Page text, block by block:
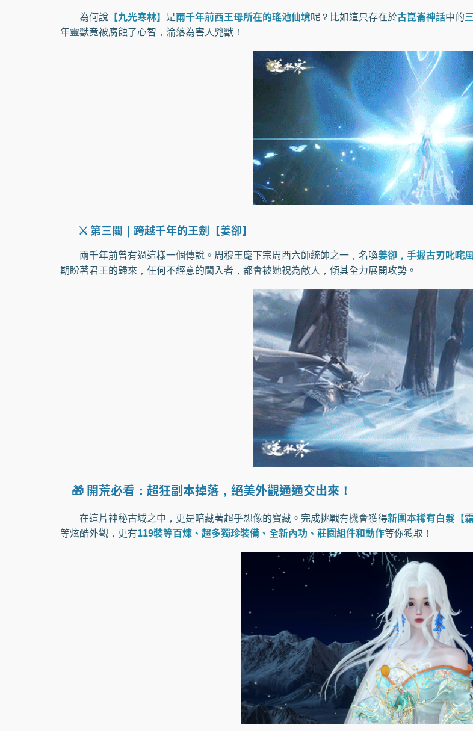
為何說 【九光寒林】 是兩千年前西王母所在的瑤池仙境呢？比如這只存在於古崑崙神話中的
年靈獸竟被腐蝕了心智，淪落為害人兇獸！
⚔️ 第三關｜跨越千年的王劍【姜卻】
兩千年前曾有過這樣一個傳說。周穆王麾下宗周西六師統帥之一，名喚姜卻，手握古刃叱咤
期盼著君王的歸來，任何不經意的闖入者，都會被她視為敵人，傾其全力展開攻勢。
🎁 開荒必看：超狂副本掉落，絕美外觀通通交出來！
在這片神秘古域之中，更是暗藏著超乎想像的寶藏。完成挑戰有機會獲得新團本稀有白髮【
等炫酷外觀，更有119裝等百煉、超多獨珍裝備、全新內功、莊園組件和動作等你獲取！